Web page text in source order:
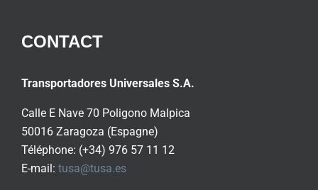
CONTACT
Transportadores Universales S.A.
Calle E Nave 70 Poligono Malpica
50016 Zaragoza (Espagne)
Téléphone: (+34) 976 57 11 12
E-mail: tusa@tusa.es